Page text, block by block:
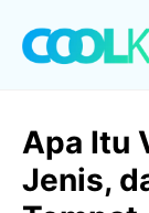
Apa Itu
Jenis,